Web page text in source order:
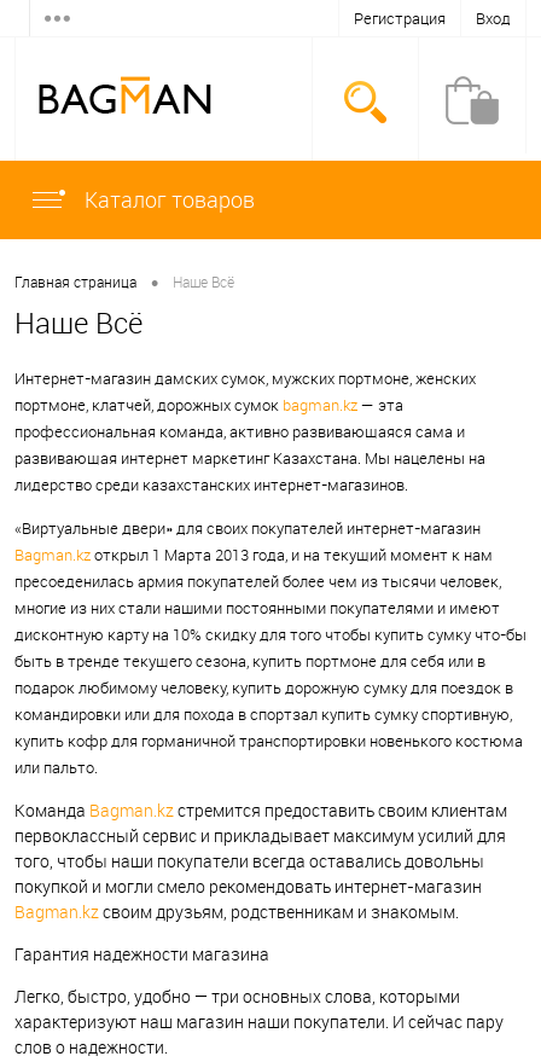
Регистрация Вход
Каталог товаров
Главная страница • Наше Всё
Наше Всё
Интернет-магазин дамских сумок, мужских портмоне, женских
портмоне, клатчей, дорожных сумок bagman.kz— эта
профессиональная команда, активно развивающаяся сама и
развивающая интернет маркетинг Казахстана. Мы нацелены на
лидерство среди казахстанских интернет-магазинов.
«Виртуальные двери» для своих покупателей интернет-магазин
Bagman.kzоткрыл 1 Марта 2013 года, и на текущий момент к нам
пресоеденилась армия покупателей более чем из тысячи человек,
многие из них стали нашими постоянными покупателями и имеют
дисконтную карту на 10% скидку для того чтобы купить сумку что-бы
быть в тренде текущего сезона, купить портмоне для себя или в
подарок любимому человеку, купить дорожную сумку для поездок в
командировки или для похода в спортзал купить сумку спортивную,
купить кофр для горманичной транспортировки новенького костюма
или пальто.
Команда Bagman.kzстремится предоставить своим клиентам
первоклассный сервис и прикладывает максимум усилий для
того, чтобы наши покупатели всегда оставались довольны
покупкой и могли смело рекомендовать интернет-магазин
Bagman.kzсвоим друзьям, родственникам и знакомым.
Гарантия надежности магазина
Легко, быстро, удобно — три основных слова, которыми
характеризуют наш магазин наши покупатели. И сейчас пару
слов о надежности.